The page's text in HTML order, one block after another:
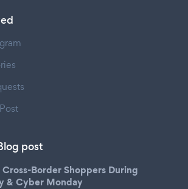
post
Border Shoppers During
& Cyber Monday